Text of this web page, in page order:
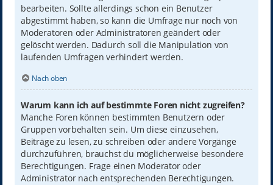
bearbeiten. Sollte allerdings schon ein Benutzer
abgestimmt haben, so kann die Umfrage nur noch von
Moderatoren oder Administratoren geändert oder
gelöscht werden. Dadurch soll die Manipulation von
laufenden Umfragen verhindert werden.
Nach oben
Warum kann ich auf bestimmte Foren nicht zugreifen?
Manche Foren können bestimmten Benutzern oder
Gruppen vorbehalten sein. Um diese einzusehen,
Beiträge zu lesen, zu schreiben oder andere Vorgänge
durchzuführen, brauchst du möglicherweise besondere
Berechtigungen. Frage einen Moderator oder
Administrator nach entsprechenden Berechtigungen.